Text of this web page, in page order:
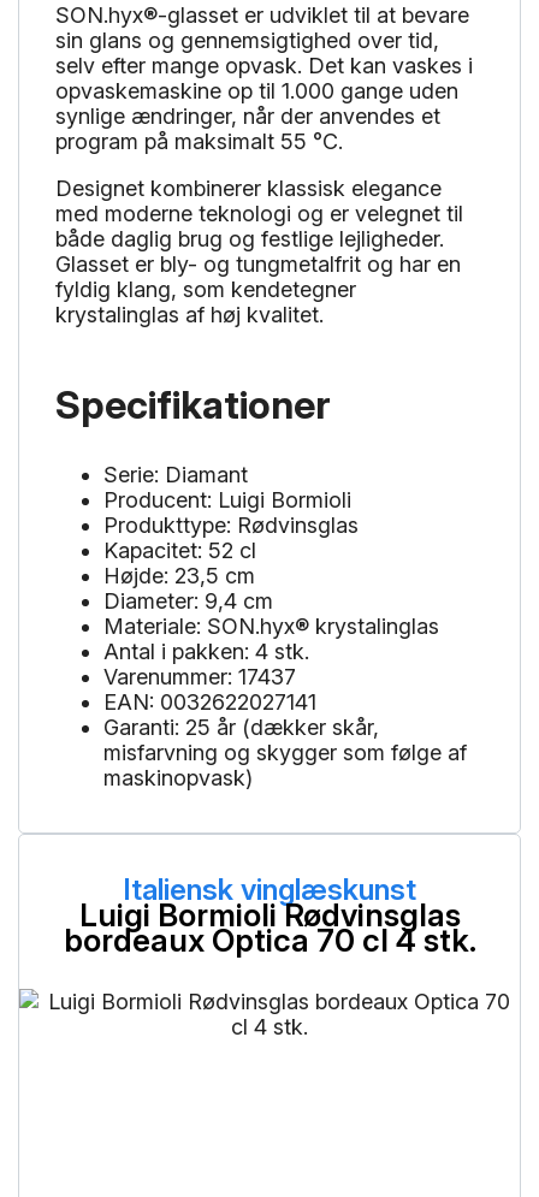
SON.hyx®-glasset er udviklet til at bevare
sin glans og gennemsigtighed over tid,
selv efter mange opvask. Det kan vaskes i
opvaskemaskine op til 1.000 gange uden
synlige ændringer, når der anvendes et
program på maksimalt 55 °C.
Designet kombinerer klassisk elegance
med moderne teknologi og er velegnet til
både daglig brug og festlige lejligheder.
Glasset er bly- og tungmetalfrit og har en
fyldig klang, som kendetegner
krystalinglas af høj kvalitet.
Specifikationer
Serie: Diamant
Producent: Luigi Bormioli
Produkttype: Rødvinsglas
Kapacitet: 52 cl
Højde: 23,5 cm
Diameter: 9,4 cm
Materiale: SON.hyx® krystalinglas
Antal i pakken: 4 stk.
Varenummer: 17437
EAN: 0032622027141
Garanti: 25 år (dækker skår,
misfarvning og skygger som følge af
maskinopvask)
Italiensk vinglæskunst
Luigi Bormioli Rødvinsglas
bordeaux Optica 70 cl 4 stk.